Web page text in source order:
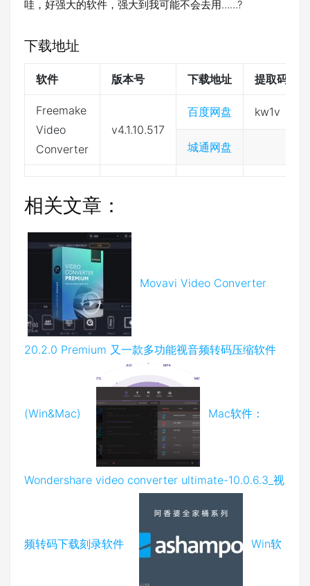
哇，好强大的软件，强大到我可能不会去用……?
下载地址
软件 版本号 下载地址 提取码
Freemake
Video
Converter
v4.1.10.517
百度网盘 kw1v
城通网盘
相关文章：
Movavi Video Converter
20.2.0 Premium 又一款多功能视音频转码压缩软件
(Win&Mac) Mac软件：
Wondershare video converter ultimate-10.0.6.3_视
频转码下载刻录软件 Win软